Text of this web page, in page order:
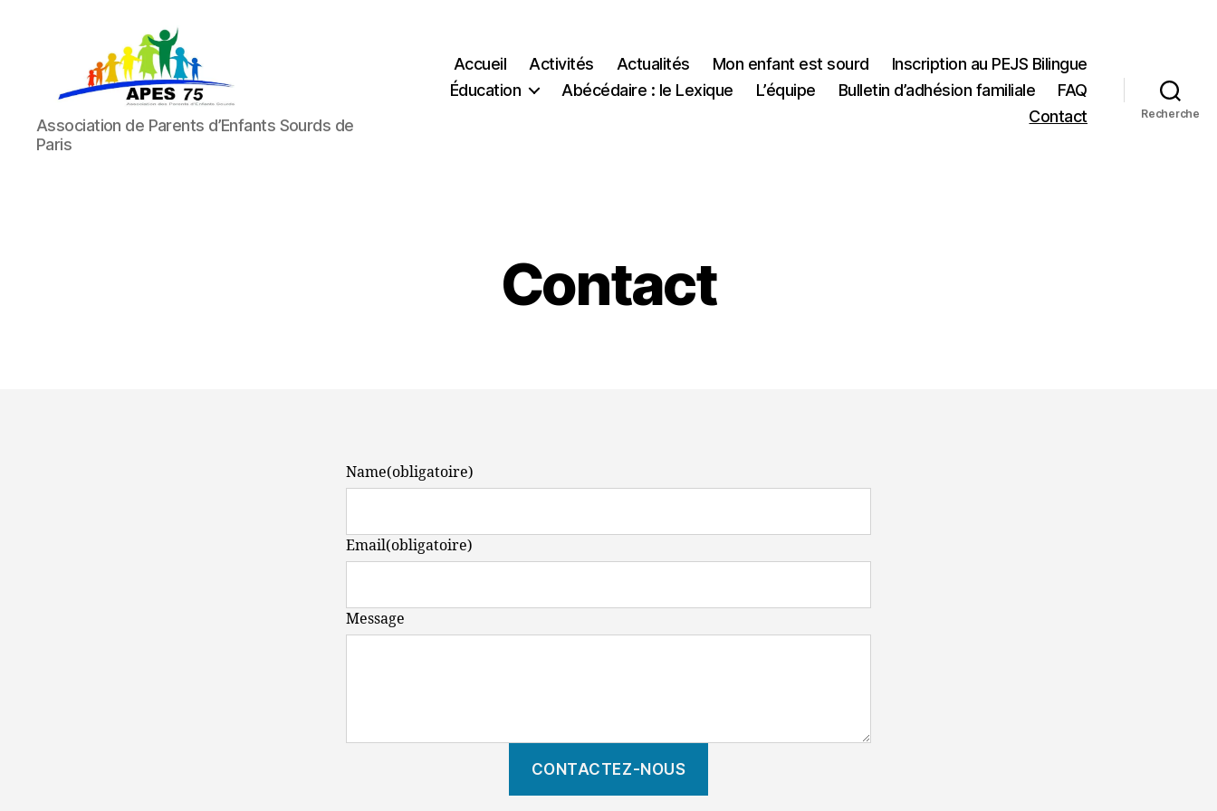
APES
75
Association de Parents d’Enfants Sourds de
Paris
Accueil Activités Actualités Mon enfant est sourd
Inscription au PEJS Bilingue
Éducation
Abécédaire : le Lexique L’équipe Bulletin d’adhésion familiale
FAQ
Contact
Recherche
Contact
Name(obligatoire)
Email(obligatoire)
Message
CONTACTEZ-NOUS